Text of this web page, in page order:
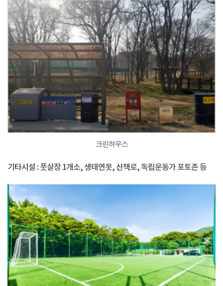
크린하우스
기타시설 : 풋살장 1개소, 생태연못, 산책로, 독립운동가 포토존 등